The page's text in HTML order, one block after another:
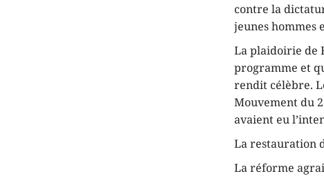
contre la
jeunes hommes
La plaidoirie de
programme et
rendit célèbre.
Mouvement du
avaient eu
La restauration
La réforme